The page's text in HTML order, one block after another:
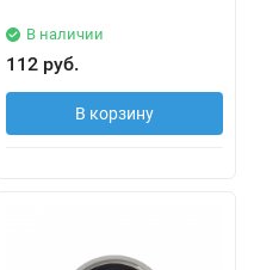
В наличии
112 руб.
В корзину